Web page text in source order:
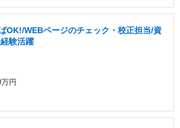
OK!/WEBページのチェック・校正担当/資
験活躍
円